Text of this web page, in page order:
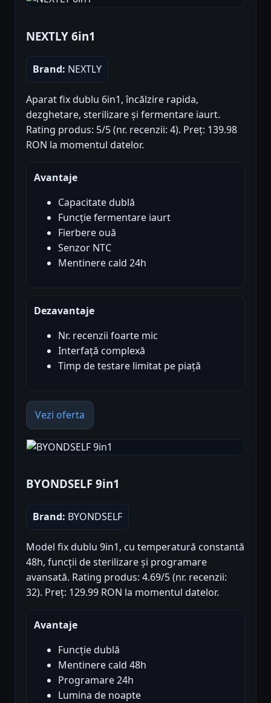
NEXTLY 6in1
Brand: NEXTLY
Aparat fix dublu 6in1, încălzire rapida,
dezghetare, sterilizare și fermentare iaurt.
Rating produs: 5/5 (nr. recenzii: 4). Preț: 139.98
RON la momentul datelor.
Avantaje
Capacitate dublă
Funcție fermentare iaurt
Fierbere ouă
Senzor NTC
Mentinere cald 24h
Dezavantaje
Nr. recenzii foarte mic
Interfață complexă
Timp de testare limitat pe piață
Vezi oferta
BYONDSELF 9in1
Brand: BYONDSELF
Model fix dublu 9in1, cu temperatură constantă
48h, funcții de sterilizare și programare
avansată. Rating produs: 4.69/5 (nr. recenzii:
32). Preț: 129.99 RON la momentul datelor.
Avantaje
Funcție dublă
Mentinere cald 48h
Programare 24h
Lumina de noapte